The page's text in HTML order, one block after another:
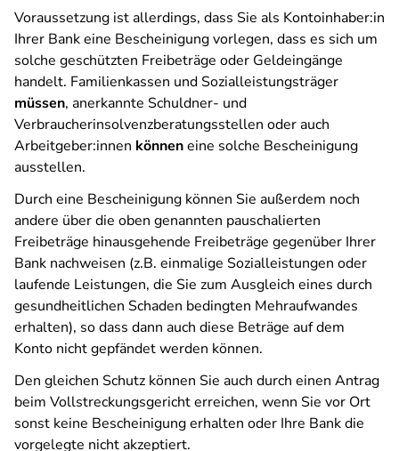
Voraussetzung ist allerdings, dass Sie als Kontoinhaber:in
Ihrer Bank eine Bescheinigung vorlegen, dass es sich um
solche geschützten Freibeträge oder Geldeingänge
handelt. Familienkassen und Sozialleistungsträger
müssen, anerkannte Schuldner- und
Verbraucherinsolvenzberatungsstellen oder auch
Arbeitgeber:innen könneneine solche Bescheinigung
ausstellen.
Durch eine Bescheinigung können Sie außerdem noch
andere über die oben genannten pauschalierten
Freibeträge hinausgehende Freibeträge gegenüber Ihrer
Bank nachweisen (z.B. einmalige Sozialleistungen oder
laufende Leistungen, die Sie zum Ausgleich eines durch
gesundheitlichen Schaden bedingten Mehraufwandes
erhalten), so dass dann auch diese Beträge auf dem
Konto nicht gepfändet werden können.
Den gleichen Schutz können Sie auch durch einen Antrag
beim Vollstreckungsgericht erreichen, wenn Sie vor Ort
sonst keine Bescheinigung erhalten oder Ihre Bank die
vorgelegte nicht akzeptiert.